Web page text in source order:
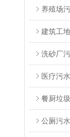
养殖场
建筑工
洗砂厂
医疗污
餐厨垃
公厕污